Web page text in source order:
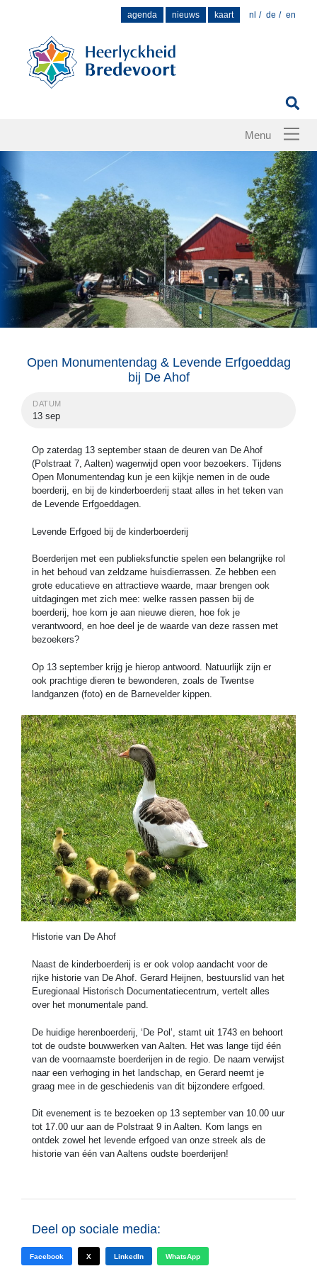
agenda nieuws kaart nl de en
Open Monumentendag & Levende Erfgoeddag
bij De Ahof
DATUM
13 sep
Op zaterdag 13 september staan de deuren van De Ahof
(Polstraat 7, Aalten) wagenwijd open voor bezoekers. Tijdens
Open Monumentendag kun je een kijkje nemen in de oude
boerderij, en bij de kinderboerderij staat alles in het teken van
de Levende Erfgoeddagen.
Levende Erfgoed bij de kinderboerderij
Boerderijen met een publieksfunctie spelen een belangrijke rol
in het behoud van zeldzame huisdierrassen. Ze hebben een
grote educatieve en attractieve waarde, maar brengen ook
uitdagingen met zich mee: welke rassen passen bij de
boerderij, hoe kom je aan nieuwe dieren, hoe fok je
verantwoord, en hoe deel je de waarde van deze rassen met
bezoekers?
Op 13 september krijg je hierop antwoord. Natuurlijk zijn er
ook prachtige dieren te bewonderen, zoals de Twentse
landganzen (foto) en de Barnevelder kippen.
Historie van De Ahof
Naast de kinderboerderij is er ook volop aandacht voor de
rijke historie van De Ahof. Gerard Heijnen, bestuurslid van het
Euregionaal Historisch Documentatiecentrum, vertelt alles
over het monumentale pand.
De huidige herenboerderij, ‘De Pol’, stamt uit 1743 en behoort
tot de oudste bouwwerken van Aalten. Het was lange tijd één
van de voornaamste boerderijen in de regio. De naam verwijst
naar een verhoging in het landschap, en Gerard neemt je
graag mee in de geschiedenis van dit bijzondere erfgoed.
Dit evenement is te bezoeken op 13 september van 10.00 uur
tot 17.00 uur aan de Polstraat 9 in Aalten. Kom langs en
ontdek zowel het levende erfgoed van onze streek als de
historie van één van Aaltens oudste boerderijen!
Deel op sociale media:
Facebook X LinkedIn WhatsApp